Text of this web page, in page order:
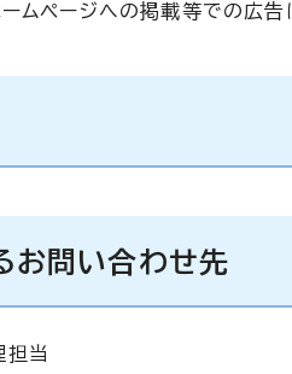
ムページへの掲載等での広告
お問い合わせ先
当